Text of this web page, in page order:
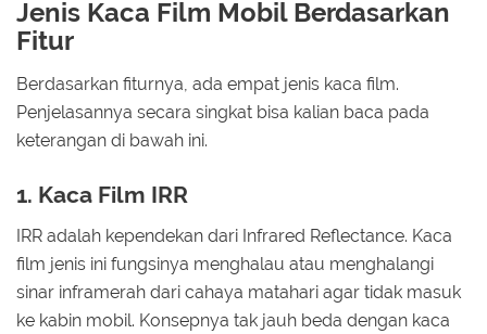
Jenis Kaca Film Mobil Berdasarkan
Fitur
Berdasarkan fiturnya, ada empat jenis kaca film.
Penjelasannya secara singkat bisa kalian baca pada
keterangan di bawah ini.
1. Kaca Film IRR
IRR adalah kependekan dari Infrared Reflectance. Kaca
film jenis ini fungsinya menghalau atau menghalangi
sinar inframerah dari cahaya matahari agar tidak masuk
ke kabin mobil. Konsepnya tak jauh beda dengan kaca